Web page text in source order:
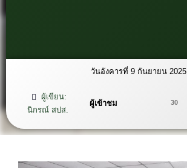
วันอังคารที่ 9 กันยายน 2025
ผู้เขียน:
นิกรณ์ สปส.
ผู้เข้าชม 30